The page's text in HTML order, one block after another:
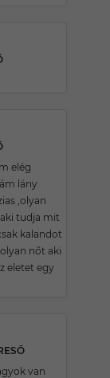
elég
lány
,olyan
tudja mit
kalandot
nőt aki
eletet egy
van